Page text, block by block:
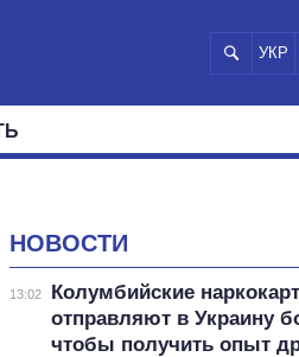
УКР
НОВОСТИ
13:02
Колумбийские
отправляют в Украину
чтобы получить опыт